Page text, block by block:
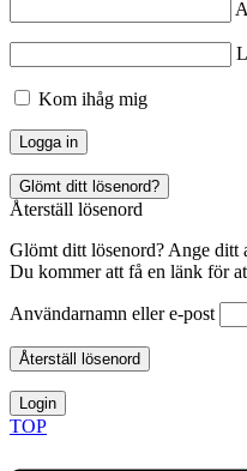
Kom ihåg mig
Logga in
Glömt ditt lösenord?
Återställ lösenord
Glömt ditt lösenord? Ange ditt
Du kommer att få en länk för
Användarnamn eller e-post
Återställ lösenord
Login
TOP